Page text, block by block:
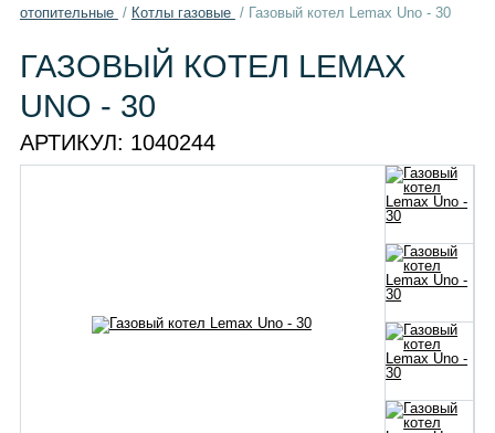
отопительные / Котлы газовые / Газовый котел Lemax Uno - 30
ГАЗОВЫЙ КОТЕЛ LEMAX
UNO - 30
АРТИКУЛ: 1040244